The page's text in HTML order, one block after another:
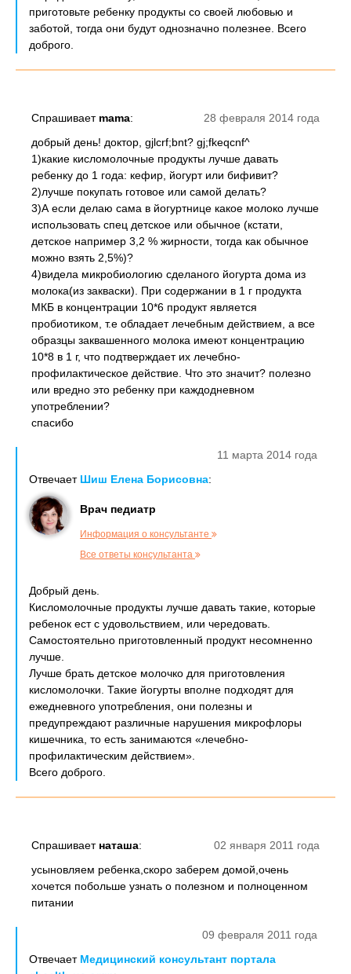
приготовьте ребенку продукты со своей любовью и
заботой, тогда они будут однозначно полезнее. Всего
доброго.
28 февраля 2014 года
Спрашивает mama:
добрый день! доктор, gjlcrf;bnt? gj;fkeqcnf^
1)какие кисломолочные продукты лучше давать
ребенку до 1 года: кефир, йогурт или бифивит?
2)лучше покупать готовое или самой делать?
3)А если делаю сама в йогуртнице какое молоко лучше
использовать спец детское или обычное (кстати,
детское например 3,2 % жирности, тогда как обычное
можно взять 2,5%)?
4)видела микробиологию сделаного йогурта дома из
молока(из закваски). При содержании в 1 г продукта
МКБ в концентрации 10*6 продукт является
пробиотиком, т.е обладает лечебным действием, а все
образцы заквашенного молока имеют концентрацию
10*8 в 1 г, что подтверждает их лечебно-
профилактическое действие. Что это значит? полезно
или вредно это ребенку при каждодневном
употреблении?
спасибо
11 марта 2014 года
Отвечает Шиш Елена Борисовна:
Врач педиатр
Информация о консультанте
Все ответы консультанта
Добрый день.
Кисломолочные продукты лучше давать такие, которые
ребенок ест с удовольствием, или чередовать.
Самостоятельно приготовленный продукт несомненно
лучше.
Лучше брать детское молочко для приготовления
кисломолочки. Такие йогурты вполне подходят для
ежедневного употребления, они полезны и
предупреждают различные нарушения микрофлоры
кишечника, то есть занимаются «лечебно-
профилактическим действием».
Всего доброго.
02 января 2011 года
Спрашивает наташа:
усыновляем ребенка,скоро заберем домой,очень
хочется побольше узнать о полезном и полноценном
питании
09 февраля 2011 года
Отвечает Медицинский консультант портала